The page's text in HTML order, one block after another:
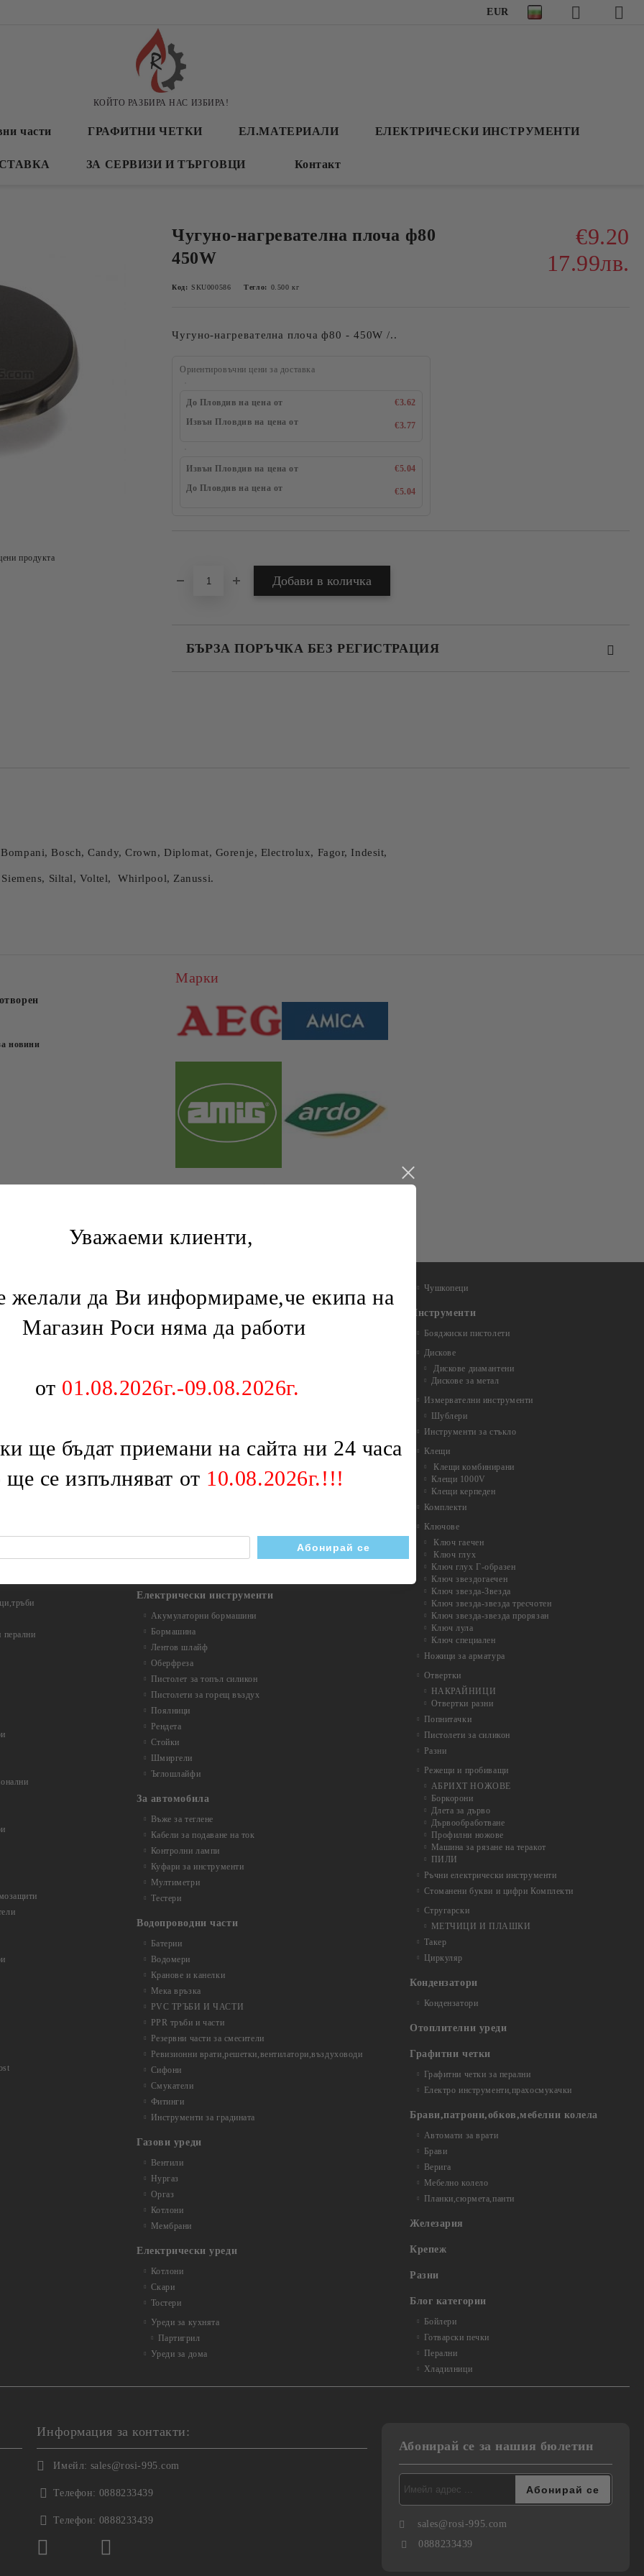
EUR
КОЙТО РАЗБИРА НАС ИЗБИРА!
части ГРАФИТНИ ЧЕТКИ ЕЛ.МАТЕРИАЛИ ЕЛЕКТРИЧЕСКИ ИНСТРУМЕНТИ
ЗА СЕРВИЗИ И ТЪРГОВЦИ Контакт
Чугуно-нагревателна плоча ф80
450W
€9.20
17.99лв.
Код: SKU000586 Тегло: 0.500 кг
Чугуно-нагревателна плоча ф80 - 450W /..
Ориентировъчни цени за доставка
До Пловдив на цена от
€3.62
Извън Пловдив на цена от
€3.77
Извън Пловдив на цена от
€5.04
До Пловдив на цена от
€5.04
БЪРЗА ПОРЪЧКА БЕЗ РЕГИСТРАЦИЯ
продукта
Bosch, Candy, Crown, Diplomat, Gorenje, Electrolux, Fagor, Indesit,
Siltal, Voltel, Whirlpool, Zanussi.
новини
Марки
фурни,перки
и термоограничители
перални
Батерия 6F22 (9V)
Бойлерни табла
Ключове,бутони,релета
Контакти
Разклонител с кабел
Разклонител без кабел
Разклонители със защита
Кабели,букси,преходници
Къмпинг лампи
Луминисцентно осветление
Електрически инструменти
Акумулаторни бормашини
Бормашина
Лентов шлайф
Оберфреза
Пистолет за топъл силикон
Пистолети за горещ въздух
Поялници
Рендета
Стойки
Шмиргели
Ъглошлайфи
За автомобила
Въже за теглене
Кабели за подаване на ток
Контролни лампи
Куфари за инструменти
Мултиметри
Тестери
Водопроводни части
Батерии
Водомери
Кранове и канелки
Мека връзка
PVC ТРЪБИ И ЧАСТИ
PPR тръби и части
Резервни части за смесители
Ревизионни врати,решетки,вентилатори,въздуховоди
Сифони
Смукатели
Фитинги
Инструменти за градината
Газови уреди
Вентили
Нургаз
Оргаз
Котлони
Мембрани
Електрически уреди
Котлони
Скари
Тостери
Уреди за кухнята
Партигрил
Уреди за дома
Чушкопеци
Инструменти
Бояджиски пистолети
Дискове
Дискове диамантени
Дискове за метал
Измервателни инструменти
Шублери
Инструменти за стъкло
Клещи
Клещи комбинирани
Клещи 1000V
Клещи керпеден
Комплекти
Ключове
Ключ гаечен
Ключ глух
Ключ глух Г-образен
Ключ звездогаечен
Ключ звезда-Звезда
Ключ звезда-звезда тресчотен
Ключ звезда-звезда прорязан
Ключ лула
Ключ специален
Ножици за арматура
Отвертки
НАКРАЙНИЦИ
Отвертки разни
Попнитачки
Пистолети за силикон
Разни
Режещи и пробиващи
АБРИХТ НОЖОВЕ
Боркорони
Длета за дърво
Дървообработване
Профилни ножове
Машина за рязане на теракот
ПИЛИ
Ръчни електрически инструменти
Стоманени букви и цифри Комплекти
Стругарски
МЕТЧИЦИ И ПЛАШКИ
Такер
Циркуляр
Кондензатори
Кондензатори
Отоплителни уреди
Графитни четки
Графитни четки за перални
Електро инструменти,прахосмукачки
Брави,патрони,обков,мебелни колела
Автомати за врати
Брави
Верига
Мебелно колело
Планки,сюрмета,панти
Железария
Крепеж
Разни
Блог категории
Бойлери
Готварски печки
Перални
Хладилници
Информация за контакти:
Имейл: sales@rosi-995.com
Телефон: 0888233439
Телефон: 0888233439
Абонирай се за нашия бюлетин
sales@rosi-995.com
0888233439
Уважаеми клиенти,
да Ви информираме,че екипа на
Магазин Роси няма да работи
от 01.08.2026г.-09.08.2026г.
ще бъдат приемани на сайта ни 24 часа
ще се изпълняват от 10.08.2026г.!!!